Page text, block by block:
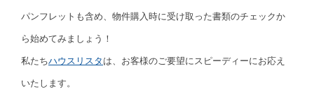
パンフレットも含め、物件購入時に受け取った書類のチェックか
ら始めてみましょう！
私たちハウスリスタ は、お客様のご要望にスピーディーにお応え
いたします。